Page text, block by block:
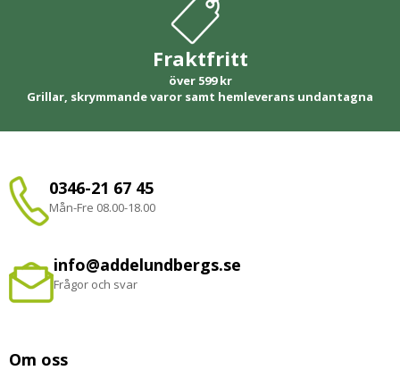
Fraktfritt
över 599 kr
Grillar, skrymmande varor samt hemleverans undantagna
0346-21 67 45
Mån-Fre 08.00-18.00
info@addelundbergs.se
Frågor och svar
Om oss